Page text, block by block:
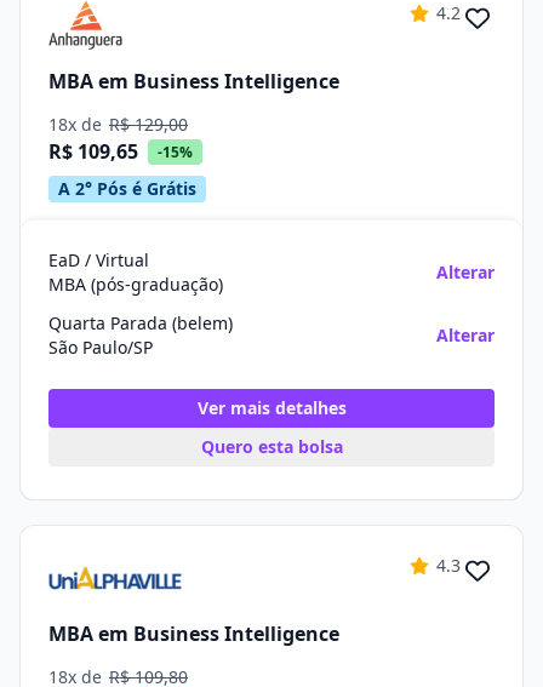
4.2
MBA em Business Intelligence
18x de R$ 129,00
R$ 109,65 -15%
A 2° Pós é Grátis
EaD / Virtual
MBA (pós-graduação)
Alterar
Quarta Parada (belem)
São Paulo/SP
Alterar
Ver mais detalhes
Quero esta bolsa
4.3
MBA em Business Intelligence
18x de R$ 109,80